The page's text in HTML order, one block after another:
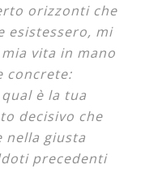
orizzonti che
esistessero, mi
vita in mano
concrete:
è la tua
decisivo che
nella giusta
precedenti